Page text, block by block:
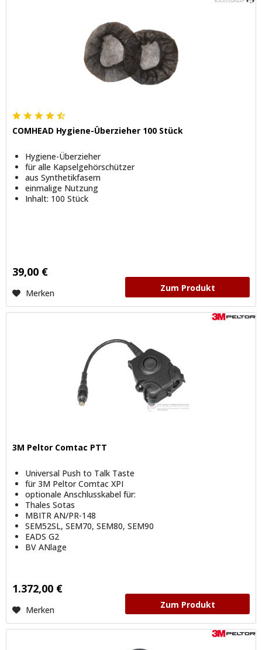
COMHEAD Hygiene-Überzieher 100 Stück
Hygiene-Überzieher
für alle Kapselgehörschützer
aus Synthetikfasern
einmalige Nutzung
Inhalt: 100 Stück
39,00 €
Merken Zum Produkt
3M Peltor Comtac PTT
Universal Push to Talk Taste
für 3M Peltor Comtac XPI
optionale Anschlusskabel für:
Thales Sotas
MBITR AN/PR-148
SEM52SL, SEM70, SEM80, SEM90
EADS G2
BV ANlage
1.372,00 €
Merken Zum Produkt